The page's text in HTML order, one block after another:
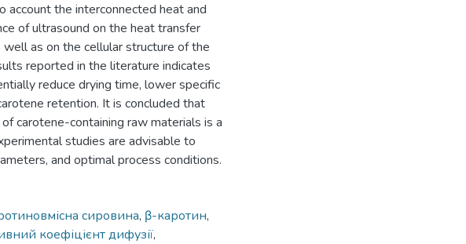
account the interconnected heat and
of ultrasound on the heat transfer
as on the cellular structure of the
reported in the literature indicates
reduce drying time, lower specific
retention. It is concluded that
carotene-containing raw materials is a
studies are advisable to
and optimal process conditions.
сировина, β-каротин,
коефіцієнт дифузії,